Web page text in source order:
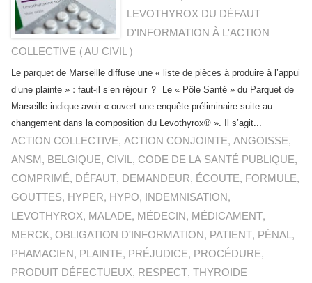
LEVOTHYROX DU DÉFAUT
D'INFORMATION À L'ACTION
COLLECTIVE (AU CIVIL)
Le parquet de Marseille diffuse une « liste de pièces à produire à l’appui
d’une plainte » : faut-il s’en réjouir ? Le « Pôle Santé » du Parquet de
Marseille indique avoir « ouvert une enquête préliminaire suite au
changement dans la composition du Levothyrox® ». Il s’agit...
ACTION COLLECTIVE,ACTION CONJOINTE,ANGOISSE,
ANSM, BELGIQUE, CIVIL, CODE DE LA SANTÉ PUBLIQUE,
COMPRIMÉ, DÉFAUT, DEMANDEUR, ÉCOUTE, FORMULE,
GOUTTES, HYPER, HYPO, INDEMNISATION,
LEVOTHYROX, MALADE, MÉDECIN, MÉDICAMENT,
MERCK,OBLIGATION D'INFORMATION, PATIENT, PÉNAL,
PHAMACIEN, PLAINTE, PRÉJUDICE, PROCÉDURE,
PRODUIT DÉFECTUEUX, RESPECT,THYROIDE